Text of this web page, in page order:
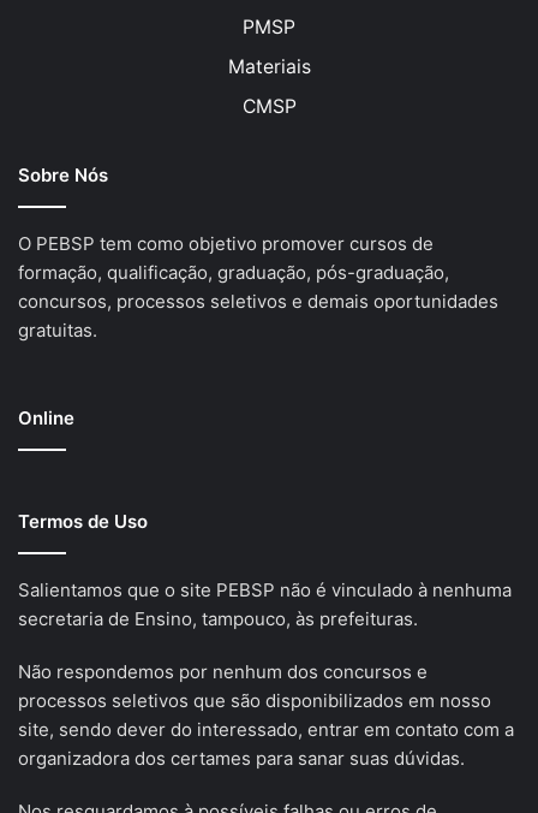
PMSP
Materiais
CMSP
Sobre Nós
O PEBSP tem como objetivo promover cursos de
formação, qualificação, graduação, pós-graduação,
concursos, processos seletivos e demais oportunidades
gratuitas.
Online
Termos de Uso
Salientamos que o site PEBSP não é vinculado à nenhuma
secretaria de Ensino, tampouco, às prefeituras.
Não respondemos por nenhum dos concursos e
processos seletivos que são disponibilizados em nosso
site, sendo dever do interessado, entrar em contato com a
organizadora dos certames para sanar suas dúvidas.